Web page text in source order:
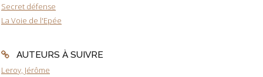
Secret défense
La Voie de l'Epée
AUTEURS À SUIVRE
Leroy, Jérôme